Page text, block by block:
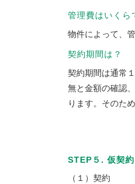
管理費はいくら
物件によって、
契約期間は？
契約期間は通常
無と金額の確認
ります。そのた
STEP５. 仮契
（１）契約